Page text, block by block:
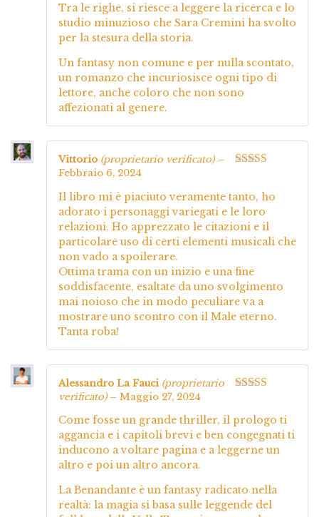
Tra le righe, si riesce a leggere la ricerca e lo
studio minuzioso che Sara Cremini ha svolto
per la stesura della storia.
Un fantasy non comune e per nulla scontato,
un romanzo che incuriosisce ogni tipo di
lettore, anche coloro che non sono
affezionati al genere.
Vittorio (proprietario verificato) –
Febbraio 6, 2024
Il libro mi è piaciuto veramente tanto, ho
adorato i personaggi variegati e le loro
relazioni. Ho apprezzato le citazioni e il
particolare uso di certi elementi musicali che
non vado a spoilerare.
Ottima trama con un inizio e una fine
soddisfacente, esaltate da uno svolgimento
mai noioso che in modo peculiare va a
mostrare uno scontro con il Male eterno.
Tanta roba!
Alessandro La Fauci (proprietario
verificato) – Maggio 27, 2024
Come fosse un grande thriller, il prologo ti
aggancia e i capitoli brevi e ben congegnati ti
inducono a voltare pagina e a leggerne un
altro e poi un altro ancora.
La Benandante è un fantasy radicato nella
realtà: la magia si basa sulle leggende del